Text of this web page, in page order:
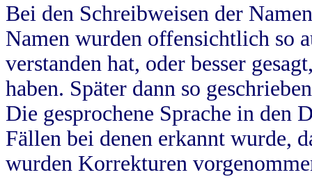
Bei den Schreibweisen der
Namen wurden offensichtlich so
verstanden hat, oder besser
haben. Später dann so
Die gesprochene Sprache in
Fällen bei denen erkannt wurde,
wurden Korrekturen